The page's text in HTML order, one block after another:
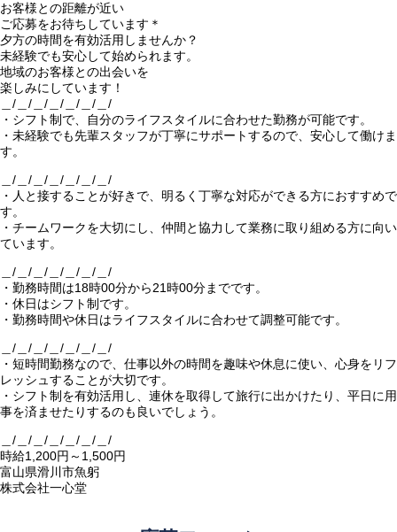
お客様との距離が近い
ご応募をお待ちしています＊
夕方の時間を有効活用しませんか？
未経験でも安心して始められます。
地域のお客様との出会いを
楽しみにしています！
＿/＿/＿/＿/＿/＿/＿/
・シフト制で、自分のライフスタイルに合わせた勤務が可能です。
・未経験でも先輩スタッフが丁寧にサポートするので、安心して働けま
す。
＿/＿/＿/＿/＿/＿/＿/
・人と接することが好きで、明るく丁寧な対応ができる方におすすめで
す。
・チームワークを大切にし、仲間と協力して業務に取り組める方に向い
ています。
＿/＿/＿/＿/＿/＿/＿/
・勤務時間は18時00分から21時00分までです。
・休日はシフト制です。
・勤務時間や休日はライフスタイルに合わせて調整可能です。
＿/＿/＿/＿/＿/＿/＿/
・短時間勤務なので、仕事以外の時間を趣味や休息に使い、心身をリフ
レッシュすることが大切です。
・シフト制を有効活用し、連休を取得して旅行に出かけたり、平日に用
事を済ませたりするのも良いでしょう。
＿/＿/＿/＿/＿/＿/＿/
時給1,200円～1,500円
富山県滑川市魚躬
株式会社一心堂